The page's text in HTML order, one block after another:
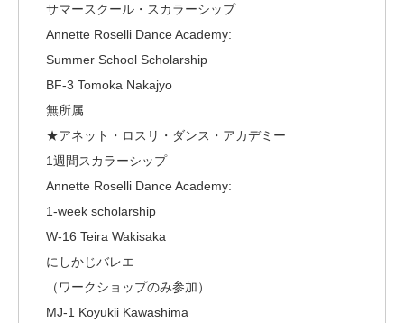
サマースクール・スカラーシップ
Annette Roselli Dance Academy:
Summer School Scholarship
BF-3 Tomoka Nakajyo
無所属
★アネット・ロスリ・ダンス・アカデミー
1週間スカラーシップ
Annette Roselli Dance Academy:
1-week scholarship
W-16 Teira Wakisaka
にしかじバレエ
（ワークショップのみ参加）
MJ-1 Koyukii Kawashima